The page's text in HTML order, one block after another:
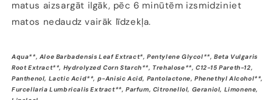
matus aizsargāt ilgāk, pēc 6 minūtēm izsmidziniet
matos nedaudz vairāk līdzekļa.
Aqua**, Aloe Barbadensis Leaf Extract*, Pentylene Glycol**, Beta Vulgaris
Root Extract**, Hydrolyzed Corn Starch**, Trehalose**, C12-15 Pareth-12,
Panthenol, Lactic Acid**, p-Anisic Acid, Pantolactone, Phenethyl Alcohol**,
Furcellaria Lumbricalis Extract**, Parfum, Citronellol, Geraniol, Limonene,